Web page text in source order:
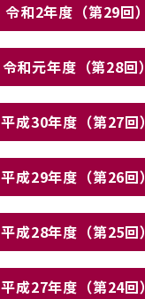
令和2年度（第29回）
令和元年度（第28回）
平成30年度（第27回）
平成29年度（第26回）
平成28年度（第25回）
平成27年度（第24回）